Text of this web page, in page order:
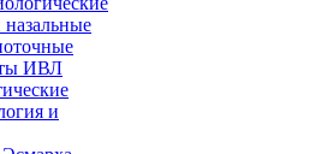
ИВЛ
и